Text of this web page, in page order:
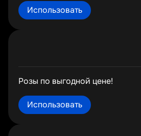
Использовать
Розы по выгодной цене!
Использовать